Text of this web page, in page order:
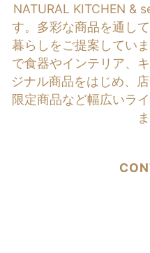
NATURAL KITCHEN &
す。多彩な商品を通し
暮らしをご提案してい
で食器やインテリア、
ジナル商品をはじめ、
限定商品など幅広いラ